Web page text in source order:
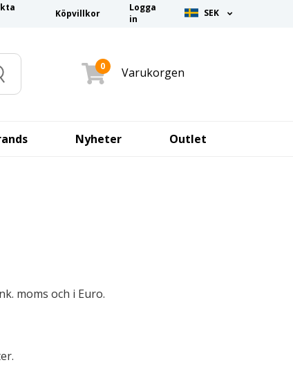
Köpvillkor
Logga
in
SEK
0 Varukorgen
Nyheter Outlet
moms och i Euro.